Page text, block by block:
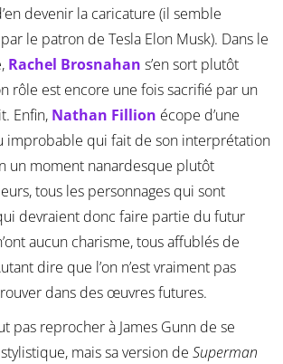
devenir la caricature (il semble
le patron de Tesla Elon Musk). Dans le
Rachel Brosnahan s’en sort plutôt
rôle est encore une fois sacrifié par un
Enfin, Nathan Fillion écope d’une
improbable qui fait de son interprétation
un moment nanardesque plutôt
tous les personnages qui sont
devraient donc faire partie du futur
aucun charisme, tous affublés de
dire que l’on n’est vraiment pas
dans des œuvres futures.
pas reprocher à James Gunn de se
mais sa version de Superman